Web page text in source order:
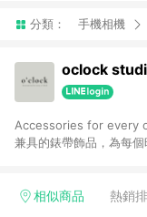
分類： 手機相機
oclock
Accessories for every
兼具的錶帶飾品，為每
相似商品 熱銷